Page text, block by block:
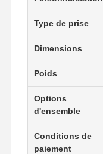
Type de prise
Dimensions
Poids
Options
d'ensemble
Conditions de
paiement